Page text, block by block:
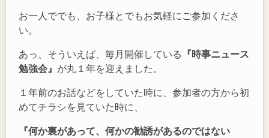
お一人ででも、お子様とでもお気軽にご参加くださ
い。
あっ、そういえば、毎月開催している 『時事ニュース
勉強会』 が丸１年を迎えました。
１年前のお話などをしていた時に、参加者の方から初
めてチラシを見ていた時に、
『何か裏があって、何かの勧誘があるのではない